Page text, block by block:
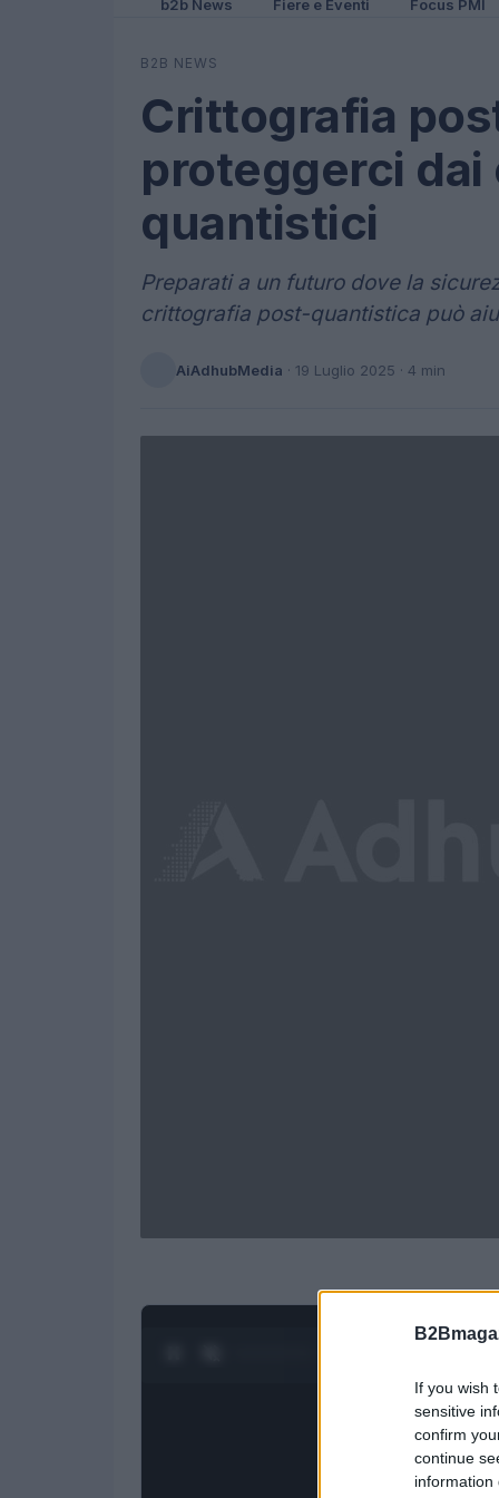
If you wish
sensitive
confirm
continue
information
b2b News Fiere e Eventi Focus PMI
B2B NEWS
Crittografia
proteggerci
quantistici
Preparati a un futuro dove la
crittografia post-quantistica può
AiAdhubMedia · 19 Luglio 2025 · 4 min